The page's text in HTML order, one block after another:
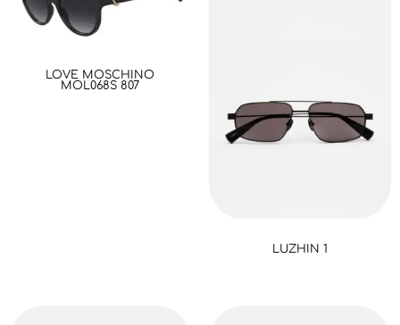
LOVE MOSCHINO
MOL068S 807
LUZHIN 1